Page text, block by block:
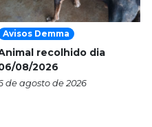
Avisos Demma
recolhido dia
08/2026
de agosto de 2026